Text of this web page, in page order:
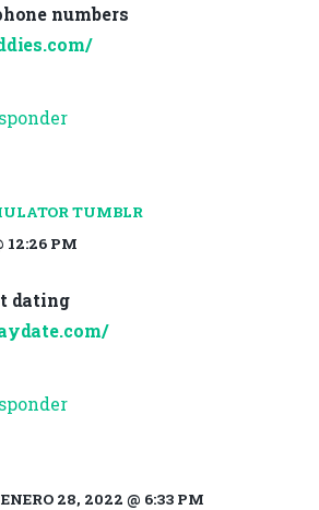
numbers
TUMBLR
12:26 PM
dating
ENERO 28, 2022 @ 6:33 PM